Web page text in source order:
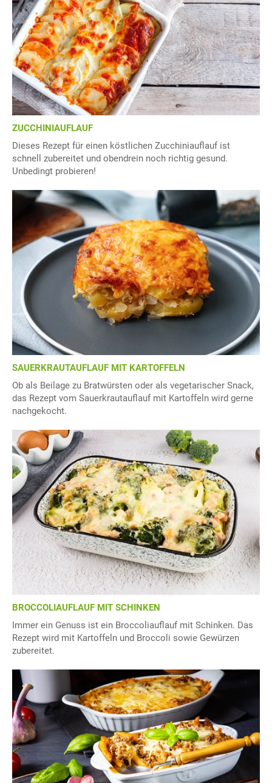
ZUCCHINIAUFLAUF
Dieses Rezept für einen köstlichen Zucchiniauflauf ist
schnell zubereitet und obendrein noch richtig gesund.
Unbedingt probieren!
SAUERKRAUTAUFLAUF MIT KARTOFFELN
Ob als Beilage zu Bratwürsten oder als vegetarischer Snack,
das Rezept vom Sauerkrautauflauf mit Kartoffeln wird gerne
nachgekocht.
BROCCOLIAUFLAUF MIT SCHINKEN
Immer ein Genuss ist ein Broccoliauflauf mit Schinken. Das
Rezept wird mit Kartoffeln und Broccoli sowie Gewürzen
zubereitet.